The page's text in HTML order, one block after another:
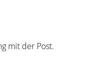
mit der Post.